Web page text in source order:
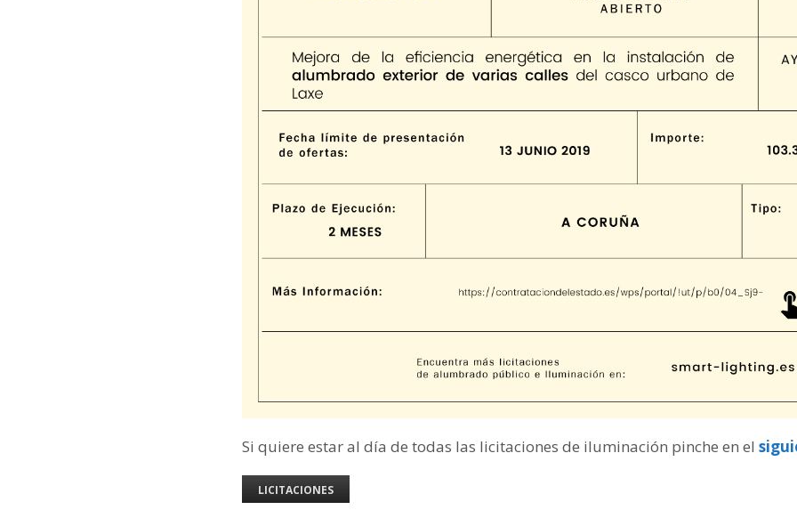
Si quiere estar al día de todas las licitaciones de iluminación pinche en el
LICITACIONES